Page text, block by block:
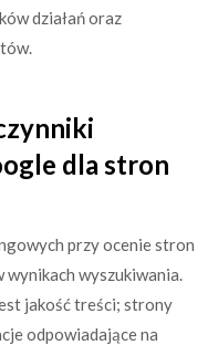
działań oraz
dla stron
przy ocenie stron
wyszukiwania.
jakość treści; strony
odpowiadające na